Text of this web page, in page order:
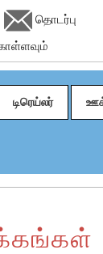
தொடர்பு
டிரெய்லர்